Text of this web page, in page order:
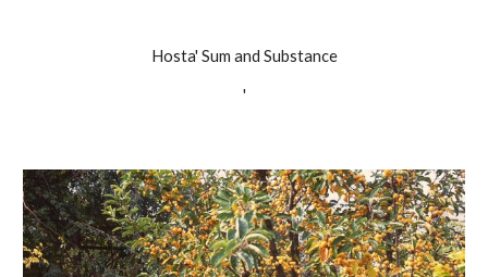
Hosta' Sum and Substance
'